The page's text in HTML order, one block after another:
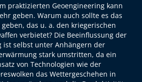
praktizierten Geoengineering kann
geben. Warum auch sollte es das
geben, das u. a. den kriegerischen
verbietet? Die Beeinflussung der
ist selbst unter Anhängern der
stark umstritten, da ein
von Technologien wie der
das Wettergeschehen in